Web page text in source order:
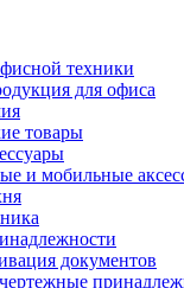
техники
для офиса
товары
и мобильные
документов